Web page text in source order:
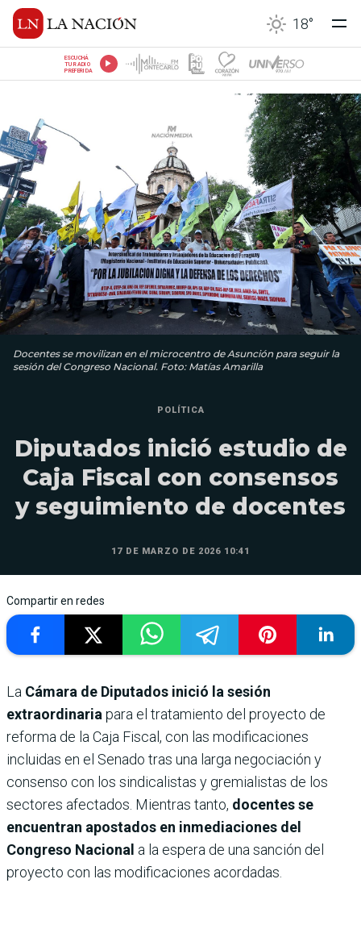
18°
ESCUCHÁ
TU RADIO
PREFERIDA
Docentes se movilizan en el microcentro de Asunción para seguir la
sesión del Congreso Nacional. Foto: Matías Amarilla
POLÍTICA
Diputados inició estudio de
Caja Fiscal con consensos
y seguimiento de docentes
17 DE MARZO DE 2026 10:41
Compartir en redes
La Cámara de Diputados inició la sesión
extraordinaria para el tratamiento del proyecto de
reforma de la Caja Fiscal, con las modificaciones
incluidas en el Senado tras una larga negociación y
consenso con los sindicalistas y gremialistas de los
sectores afectados. Mientras tanto, docentes se
encuentran apostados en inmediaciones del
Congreso Nacional a la espera de una sanción del
proyecto con las modificaciones acordadas.